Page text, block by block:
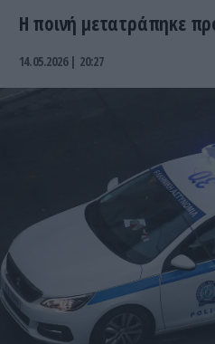
Η ποινή μετατράπηκε
14.05.2026 | 20:27